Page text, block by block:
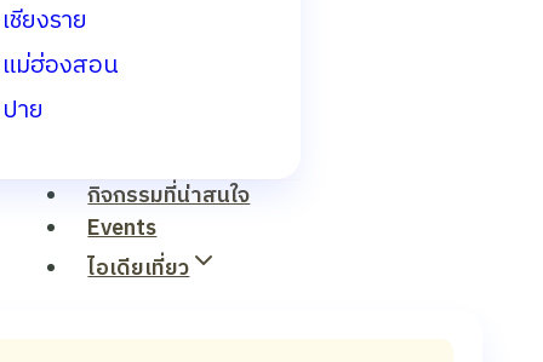
เชียงราย
แม่ฮ่องสอน
ปาย
กิจกรรมที่น่าสนใจ
Events
ไอเดียเที่ยว